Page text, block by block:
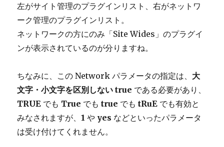
左がサイト管理のプラグインリスト、右がネットワ
ーク管理のプラグインリスト。
ネットワークの方にのみ「Site Wides」のプラグイ
ンが表示されているのが分りますね。
ちなみに、この Network パラメータの指定は、 大
文字・小文字を区別しない true である必要があり、
TRUE でも True でもtrue でもtRuE でも有効と
みなされますが、1 や yes などといったパラメータ
は受け付けてくれません。